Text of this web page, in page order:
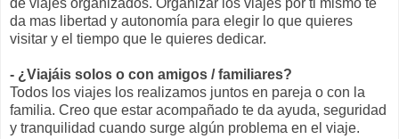
da mas libertad y autonomía para elegir lo que quieres
visitar y el tiempo que le quieres dedicar.
- ¿Viajáis solos o con amigos / familiares?
Todos los viajes los realizamos juntos en pareja o con la
familia. Creo que estar acompañado te da ayuda, seguridad
y tranquilidad cuando surge algún problema en el viaje.